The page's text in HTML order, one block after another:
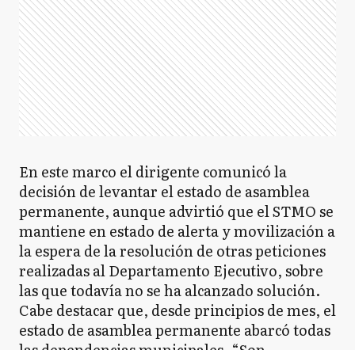
En este marco el dirigente comunicó la
decisión de levantar el estado de asamblea
permanente, aunque advirtió que el STMO se
mantiene en estado de alerta y movilización a
la espera de la resolución de otras peticiones
realizadas al Departamento Ejecutivo, sobre
las que todavía no se ha alcanzado solución.
Cabe destacar que, desde principios de mes, el
estado de asamblea permanente abarcó todas